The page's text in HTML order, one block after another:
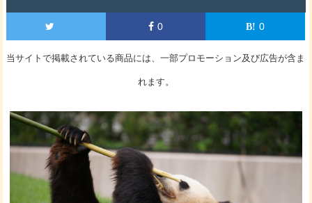
0 0
当サイトで掲載されている商品には、一部プロモーション及び広告が含ま
れます。